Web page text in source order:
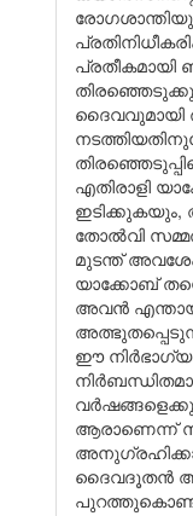
ദൈവവുമായി
എതിരാളി
തോൽവി
മുടന്ത്
യാക്കോബ്
അവൻ
ഈ
ആരാണെന്ന്
ദൈവദൂതൻ